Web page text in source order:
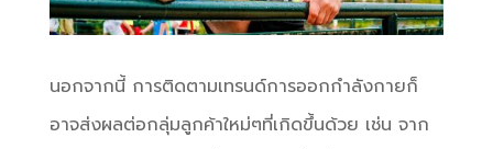
นอกจากนี้ การติดตามเทรนด์การออกกำลังกายก็
อาจส่งผลต่อกลุ่มลูกค้าใหม่ๆที่เกิดขึ้นด้วย เช่น จาก